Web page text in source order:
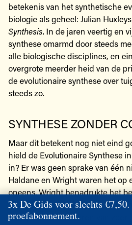
betekenis van het synthetische
biologie als geheel: Julian Huxleys
Synthesis. In de jaren veertig en
synthese omarmd door steeds
alle biologische disciplines, en
overgrote meerder heid van de
de evolutionaire synthese over
steeds zo.
SYNTHESE ZONDER
Maar dit betekent nog niet eind
hield de Evolutionaire Synthese
in? Er was geen sprake van één
Haldane en Wright waren het op
oneens. Wright benadrukte het
gedeeltelijk geïsoleerde
terwijl de twee anderen van zeer
3x De Gids voor slechts €7,50.
proefabonnement.